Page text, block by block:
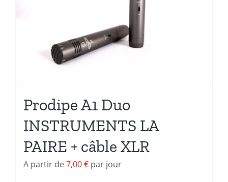
Prodipe A1 Duo
INSTRUMENTS LA
PAIRE + câble XLR
A partir de7,00€ par jour